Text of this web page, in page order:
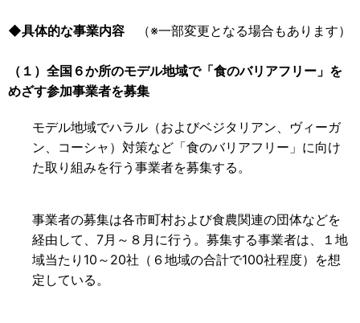
◆具体的な事業内容 （※一部変更となる場合もあります）
（１）全国６か所のモデル地域で「食のバリアフリー」を
めざす参加事業者を募集
モデル地域でハラル（およびベジタリアン、ヴィーガ
ン、コーシャ）対策など「食のバリアフリー」に向け
た取り組みを行う事業者を募集する。
事業者の募集は各市町村および食農関連の団体などを
経由して、7月～８月に行う。募集する事業者は、１地
域当たり10～20社（６地域の合計で100社程度）を想
定している。